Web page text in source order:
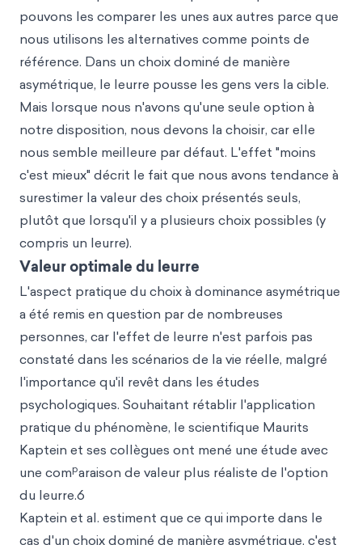
pouvons les comparer les unes aux autres parce que
nous utilisons les alternatives comme points de
référence. Dans un choix dominé de manière
asymétrique, le leurre pousse les gens vers la cible.
Mais lorsque nous n'avons qu'une seule option à
notre disposition, nous devons la choisir, car elle
nous semble meilleure par défaut. L'effet "moins
c'est mieux" décrit le fait que nous avons tendance à
surestimer la valeur des choix présentés seuls,
plutôt que lorsqu'il y a plusieurs choix possibles (y
compris un leurre).
Valeur optimale du leurre
L'aspect pratique du choix à dominance asymétrique
a été remis en question par de nombreuses
personnes, car l'effet de leurre n'est parfois pas
constaté dans les scénarios de la vie réelle, malgré
l'importance qu'il revêt dans les études
psychologiques. Souhaitant rétablir l'application
pratique du phénomène, le scientifique Maurits
Kaptein et ses collègues ont mené une étude avec
une comparaison de valeur plus réaliste de l'option
du leurre.6
Kaptein et al. estiment que ce qui importe dans le
cas d'un choix dominé de manière asymétrique, c'est